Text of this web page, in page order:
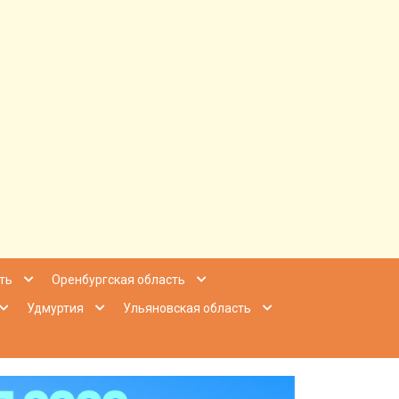
Приволжье
Оренбургская область
Удмуртия
Ульяновская область